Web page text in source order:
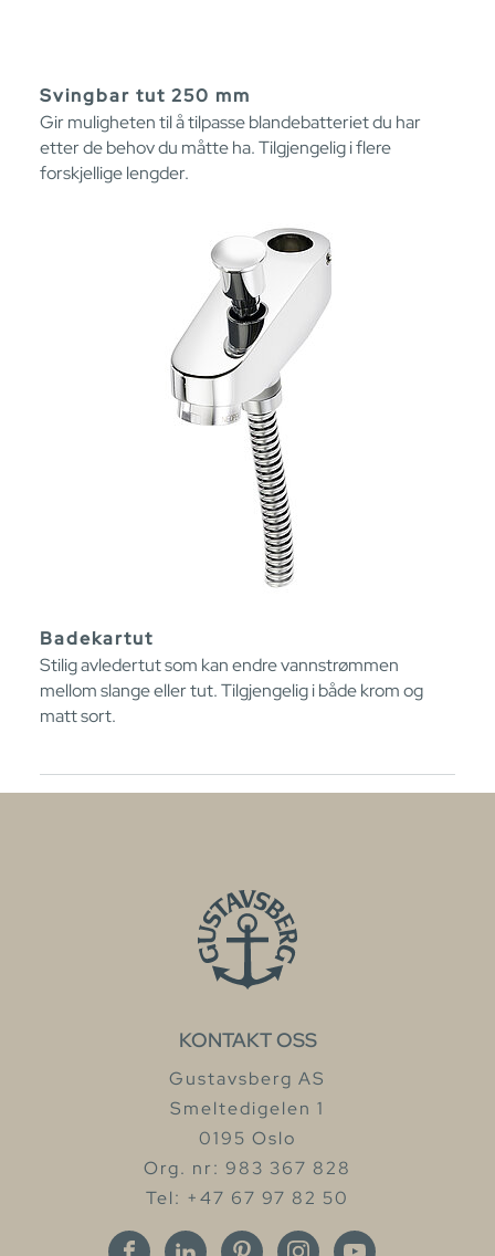
Svingbar tut 250 mm
Gir muligheten til å tilpasse blandebatteriet du har
etter de behov du måtte ha. Tilgjengelig i flere
forskjellige lengder.
Badekartut
Stilig avledertut som kan endre vannstrømmen
mellom slange eller tut. Tilgjengelig i både krom og
matt sort.
KONTAKT OSS
Gustavsberg AS
Smeltedigelen 1
0195 Oslo
Org. nr: 983 367 828
Tel: +47 67 97 82 50